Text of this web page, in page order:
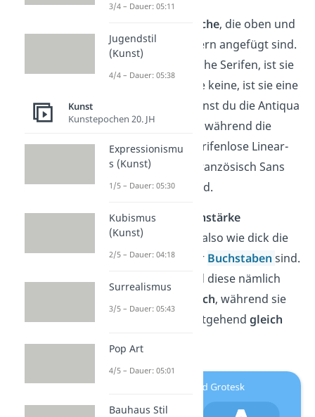
Striche, die oben und
unten an den Wörtern angefügt sind.
Hat eine Schrift solche Serifen, ist sie
eine Antiqua, hat sie keine, ist sie eine
Grotesk. Daher nennst du die Antiqua
auch Serifenschrift, während die
Grotesk auch als serifenlose Linear-
Antiqua, oder auf Französisch Sans
Serif bezeichnet wird.
Aber auch die
Strichstärke
unterscheidet sich, also wie dick die
einzelnen Linien der Buchstaben sind.
Bei der Antiqua sind diese nämlich
unterschiedlich, während sie
bei der Grotesk weitgehend gleich
3/4 – Dauer: 05:11
Jugendstil
(Kunst)
4/4 – Dauer: 05:38
Kunst
Kunstepochen 20. JH
Expressionismu
s (Kunst)
1/5 – Dauer: 05:30
Kubismus
(Kunst)
2/5 – Dauer: 04:18
Surrealismus
3/5 – Dauer: 05:43
Pop Art
4/5 – Dauer: 05:01
Bauhaus Stil